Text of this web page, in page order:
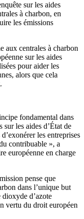
sur les aides
à charbon, en
les émissions
aux centrales à charbon
sur les aides
pour aider les
alors que cela
fondamental dans
les aides d’État de
les entreprises
contribuable », a
européenne en charge
pense que
dans l’unique but
dioxyde d’azote
vertu du droit européen